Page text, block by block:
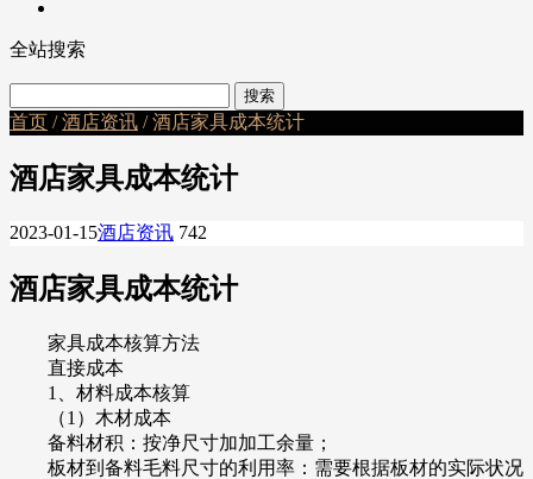
全站搜索
首页 /酒店资讯 / 酒店家具成本统计
酒店家具成本统计
2023-01-15酒店资讯 742
酒店家具成本统计
家具成本核算方法
直接成本
1、材料成本核算
（1）木材成本
备料材积：按净尺寸加加工余量；
板材到备料毛料尺寸的利用率：需要根据板材的实际状况